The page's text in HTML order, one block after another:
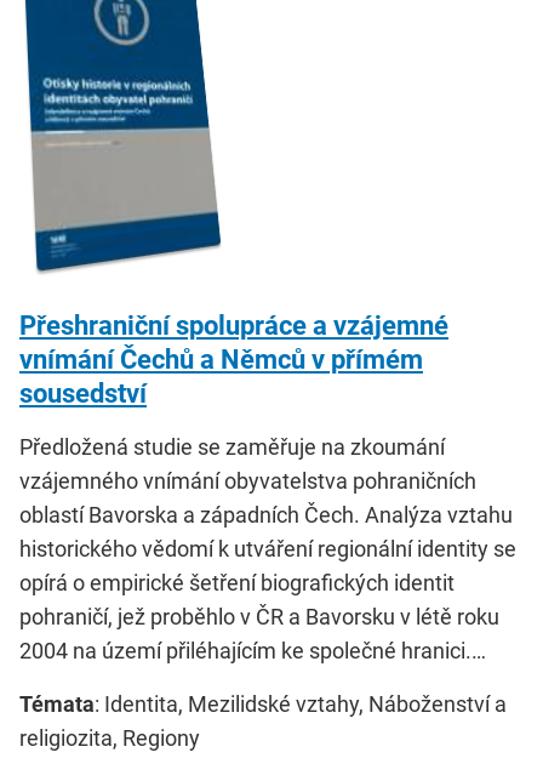
Přeshraniční spolupráce a vzájemné
vnímání Čechů a Němců v přímém
sousedství
Předložená studie se zaměřuje na zkoumání
vzájemného vnímání obyvatelstva pohraničních
oblastí Bavorska a západních Čech. Analýza vztahu
historického vědomí k utváření regionální identity se
opírá o empirické šetření biografických identit
pohraničí, jež proběhlo v ČR a Bavorsku v létě roku
2004 na území přiléhajícím ke společné hranici.…
Témata: Identita, Mezilidské vztahy, Náboženství a
religiozita, Regiony